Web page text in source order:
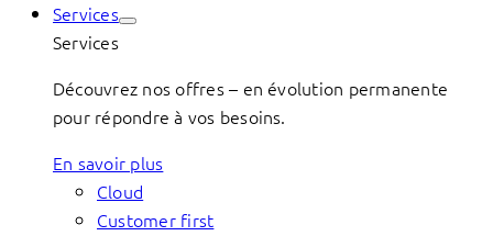
Services
Services
Découvrez nos offres – en évolution permanente
pour répondre à vos besoins.
En savoir plus
Cloud
Customer first